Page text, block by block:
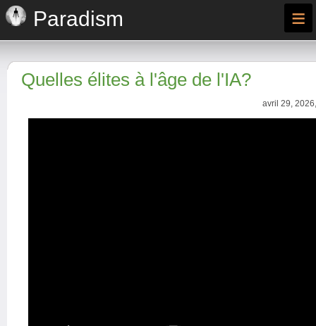
Paradism ≡
Quelles élites à l'âge de l'IA?
avril 29,